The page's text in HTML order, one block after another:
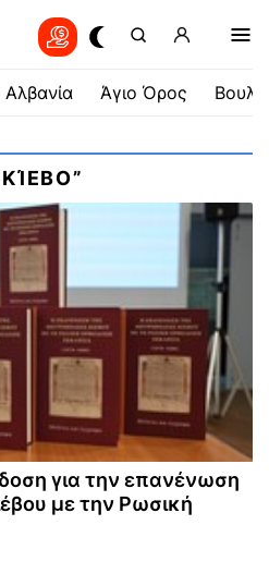
Αλβανία Άγιο Όρος
για την επανένωση
με την Ρωσική